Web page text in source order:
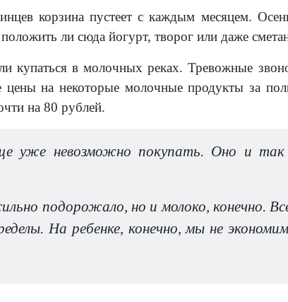
корзина пустеет с каждым месяцем.
положить ли сюда йогурт, творог или даже
купаться в молочных реках. Тревожные
на некоторые молочные продукты за
на 80 рублей.
уже невозможно покупать. Оно и
подорожало, но и молоко, конечно.
На ребенке, конечно, мы не